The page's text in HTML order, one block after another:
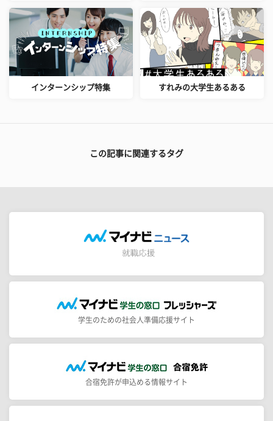
インターンシップ特集 すれみの大学生あるある
この記事に関連するタグ
学生のための社会人準備応援サイト
合宿免許が申込める情報サイト